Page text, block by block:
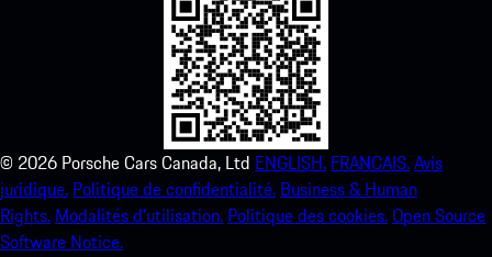
© 2026 Porsche Cars Canada, Ltd ENGLISH. FRANCAIS.Avis
juridique. Politique de confidentialité. Business & Human
Rights. Modalités d’utilisation. Politique des cookies.Open Source
Software Notice.